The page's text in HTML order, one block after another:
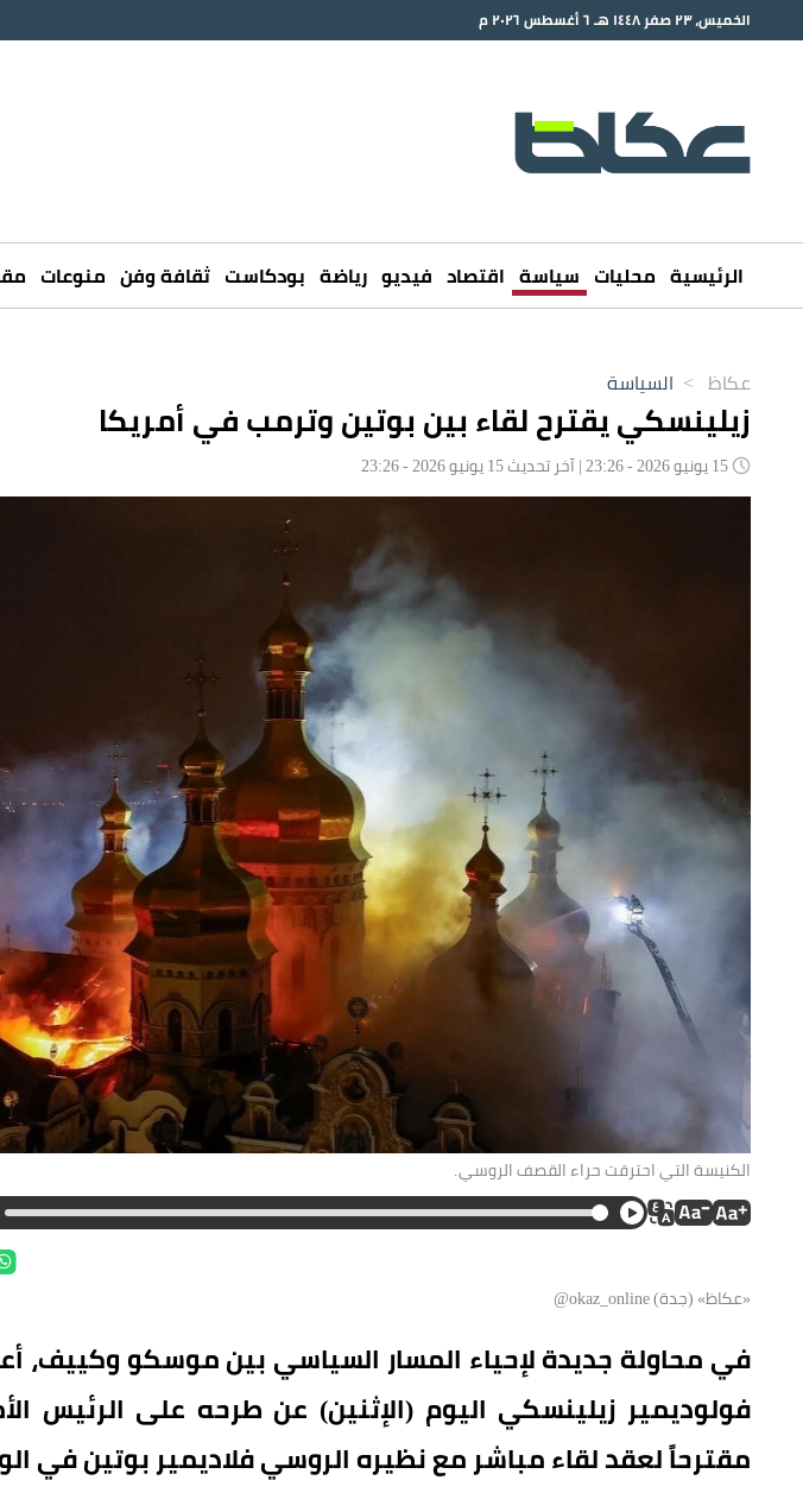
الخميس، ٢٣ صفر ١٤٤٨ هـ ٦ أغسطس ٢٠٢٦ م
الرئيسية محليات سياسة اقتصاد فيديو رياضة بودكاست ثقافة وفن منوعات
عكاظ > السياسة
زيلينسكي يقترح لقاء بين بوتين وترمب في أمريكا
الكنيسة التي احترقت حراء القصف الروسي.
«عكاظ» (جدة) okaz_online@
في محاولة جديدة لإحياء المسار السياسي بين موسكو وكييف،
فولوديمير زيلينسكي اليوم (الإثنين) عن طرحه على الرئيس
مقترحاً لعقد لقاء مباشر مع نظيره الروسي فلاديمير بوتين في